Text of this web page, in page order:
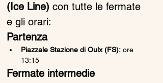
(Ice Line) con tutte le fermate
e gli orari:
Partenza
Piazzale Stazione di Oulx (FS): ore
13:15
Fermate intermedie